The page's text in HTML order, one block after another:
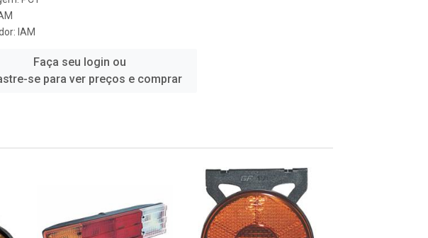
IAM
Faça seu login ou
se para ver preços e comprar